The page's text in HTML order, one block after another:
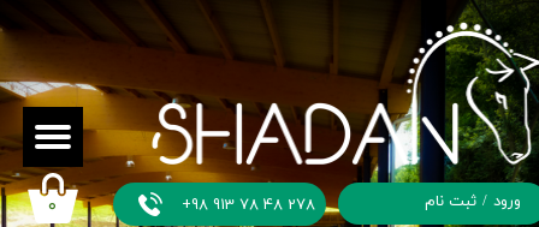
+98 913 78 48 278 ورود / ثبت نام ۰